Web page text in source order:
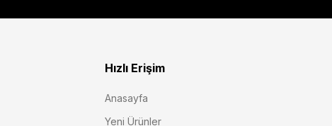
Hızlı Erişim
Anasayfa
Yeni Ürünler